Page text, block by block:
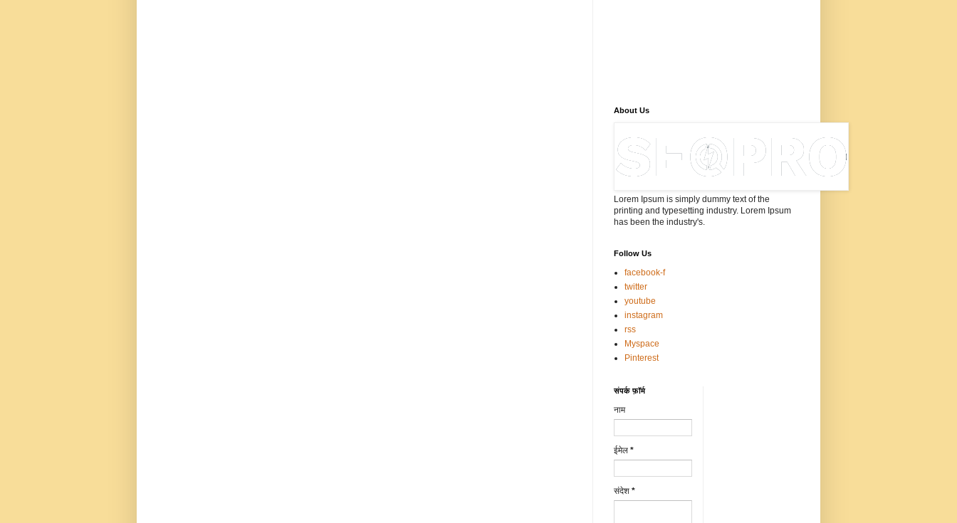
About Us
Lorem Ipsum is simply dummy text of the
printing and typesetting industry. Lorem Ipsum
has been the industry's.
Follow Us
facebook-f
twitter
youtube
instagram
rss
Myspace
Pinterest
संपर्क फ़ॉर्म
नाम
ईमेल *
संदेश *